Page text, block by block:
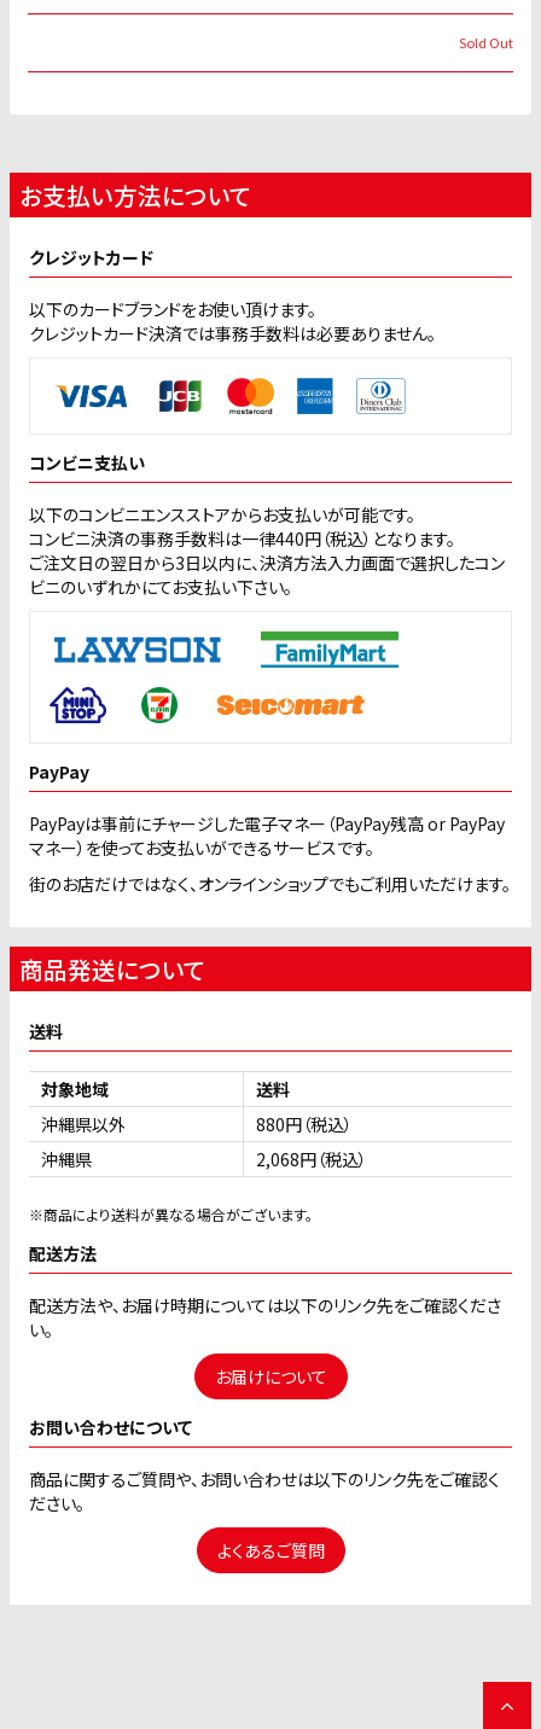
Sold Out
お支払い方法について
クレジットカード
以下のカードブランドをお使い頂けます。
クレジットカード決済では事務手数料は必要ありません。
コンビニ支払い
以下のコンビニエンスストアからお支払いが可能です。
コンビニ決済の事務手数料は一律440円（税込）となります。
ご注文日の翌日から3日以内に、決済方法入力画面で選択したコン
ビニのいずれかにてお支払い下さい。
PayPay
PayPayは事前にチャージした電子マネー（PayPay残高 or PayPay
マネー）を使ってお支払いができるサービスです。
街のお店だけではなく、オンラインショップでもご利用いただけます。
商品発送について
送料
対象地域
送料
沖縄県以外
880円（税込）
沖縄県
2,068円（税込）
※商品により送料が異なる場合がございます。
配送方法
配送方法や、お届け時期については以下のリンク先をご確認くださ
い。
お届けについて
お問い合わせについて
商品に関するご質問や、お問い合わせは以下のリンク先をご確認く
ださい。
よくあるご質問